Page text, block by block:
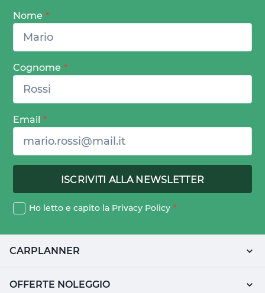
Nome *
Cognome *
Email *
Ho letto e capito la Privacy Policy *
CARPLANNER
OFFERTE NOLEGGIO